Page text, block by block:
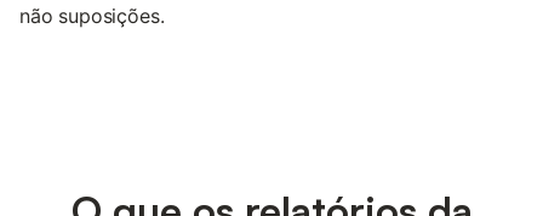
não suposições.